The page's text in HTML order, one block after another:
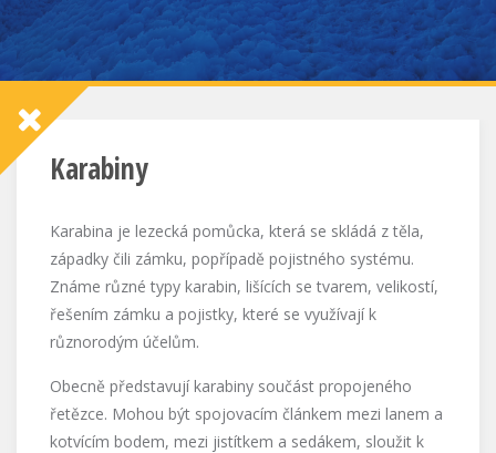
Karabiny
Karabina je lezecká pomůcka, která se skládá z těla,
západky čili zámku, popřípadě pojistného systému.
Známe různé typy karabin, lišících se tvarem, velikostí,
řešením zámku a pojistky, které se využívají k
různorodým účelům.
Obecně představují karabiny součást propojeného
řetězce. Mohou být spojovacím článkem mezi lanem a
kotvícím bodem, mezi jistítkem a sedákem, sloužit k